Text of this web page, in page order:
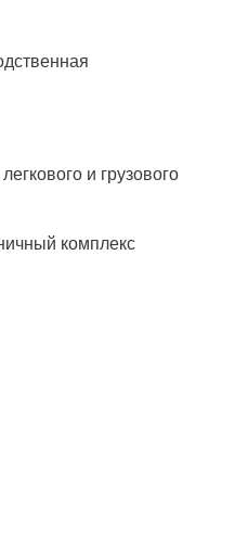
и грузового
комплекс